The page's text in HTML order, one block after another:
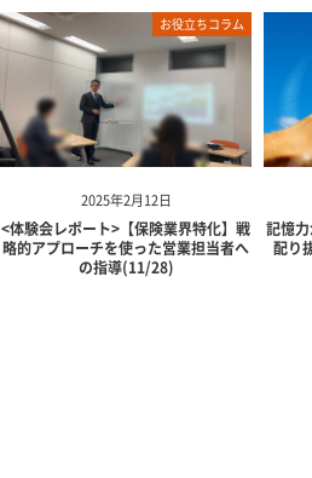
2025年2月12日
お役立ちコラム
<体験会レポート>【保険業界特化】戦
略的アプローチを使った営業担当者へ
の指導(11/28)
記憶
配り